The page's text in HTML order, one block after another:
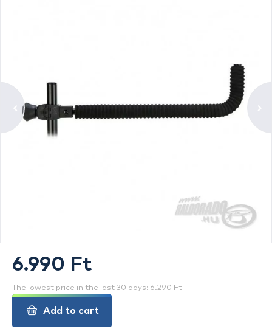
6.990 Ft
The lowest price in the last 30 days: 6.290 Ft
Add to cart